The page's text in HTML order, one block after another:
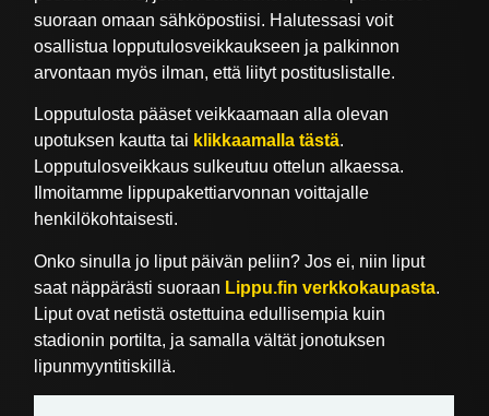
suoraan omaan sähköpostiisi. Halutessasi voit
osallistua lopputulosveikkaukseen ja palkinnon
arvontaan myös ilman, että liityt postituslistalle.
Lopputulosta pääset veikkaamaan alla olevan
upotuksen kautta tai klikkaamalla tästä.
Lopputulosveikkaus sulkeutuu ottelun alkaessa.
Ilmoitamme lippupakettiarvonnan voittajalle
henkilökohtaisesti.
Onko sinulla jo liput päivän peliin? Jos ei, niin liput
saat näppärästi suoraan Lippu.fin verkkokaupasta.
Liput ovat netistä ostettuina edullisempia kuin
stadionin portilta, ja samalla vältät jonotuksen
lipunmyyntitiskillä.